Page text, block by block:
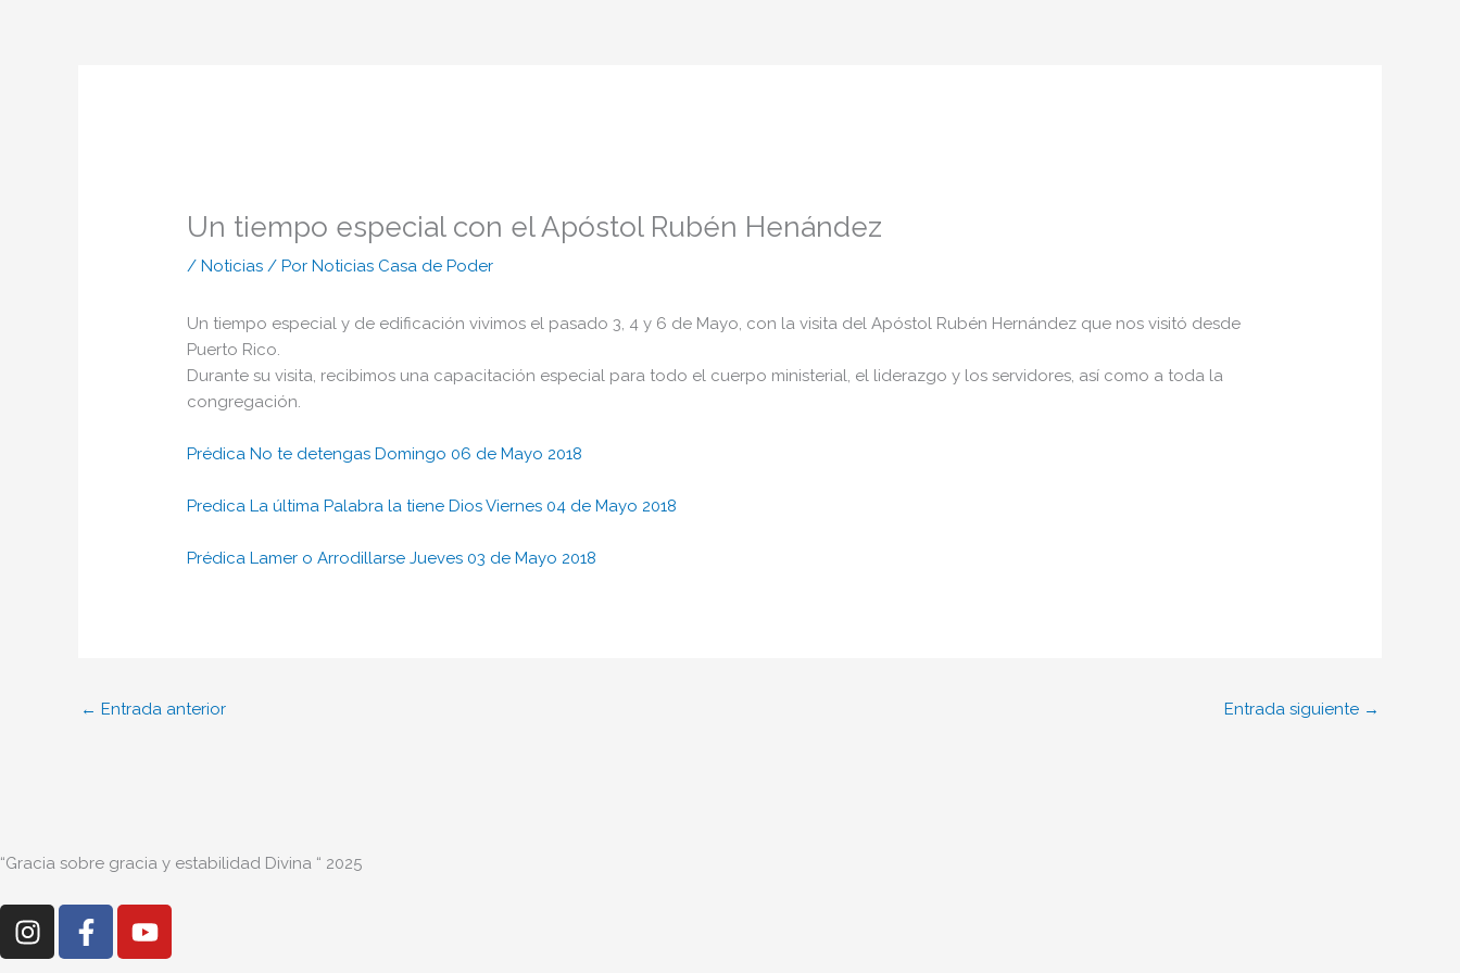
Un tiempo especial con el Apóstol Rubén Henández
/Noticias / PorNoticias Casa de Poder
Un tiempo especial y de edificación vivimos el pasado 3, 4 y 6 de Mayo, con la visita del Apóstol Rubén Hernández que nos visitó desde
Puerto Rico.
Durante su visita, recibimos una capacitación especial para todo el cuerpo ministerial, el liderazgo y los servidores, así como a toda la
congregación.
Prédica No te detengas Domingo 06 de Mayo 2018
Predica La última Palabra la tiene Dios Viernes 04 de Mayo 2018
Prédica Lamer o Arrodillarse Jueves 03 de Mayo 2018
← Entrada anterior Entrada siguiente →
“Gracia sobre gracia y estabilidad Divina “ 2025
I
n
F
a
Y
o